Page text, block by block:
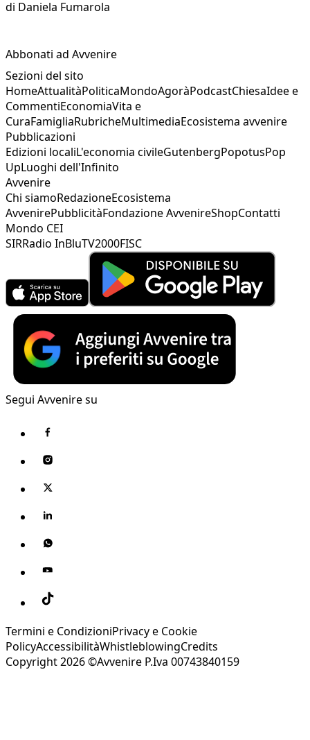
di Daniela Fumarola
Abbonati ad Avvenire
Sezioni del sito
HomeAttualitàPoliticaMondoAgoràPodcastChiesaIdee e
CommentiEconomiaVita e
CuraFamigliaRubricheMultimediaEcosistema avvenire
Pubblicazioni
Edizioni localiL'economia civileGutenbergPopotusPop
UpLuoghi dell'Infinito
Avvenire
Chi siamoRedazioneEcosistema
AvvenirePubblicitàFondazione AvvenireShopContatti
Mondo CEI
SIRRadio InBluTV2000FISC
Segui Avvenire su
Termini e CondizioniPrivacy e Cookie
PolicyAccessibilitàWhistleblowingCredits
Copyright 2026 ©Avvenire P.Iva 00743840159